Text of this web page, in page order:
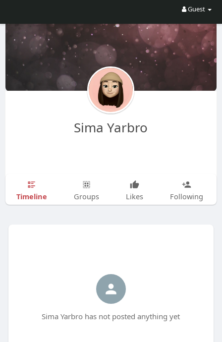
Guest
Sima Yarbro
Timeline Groups Likes Following
Sima Yarbro has not posted anything yet